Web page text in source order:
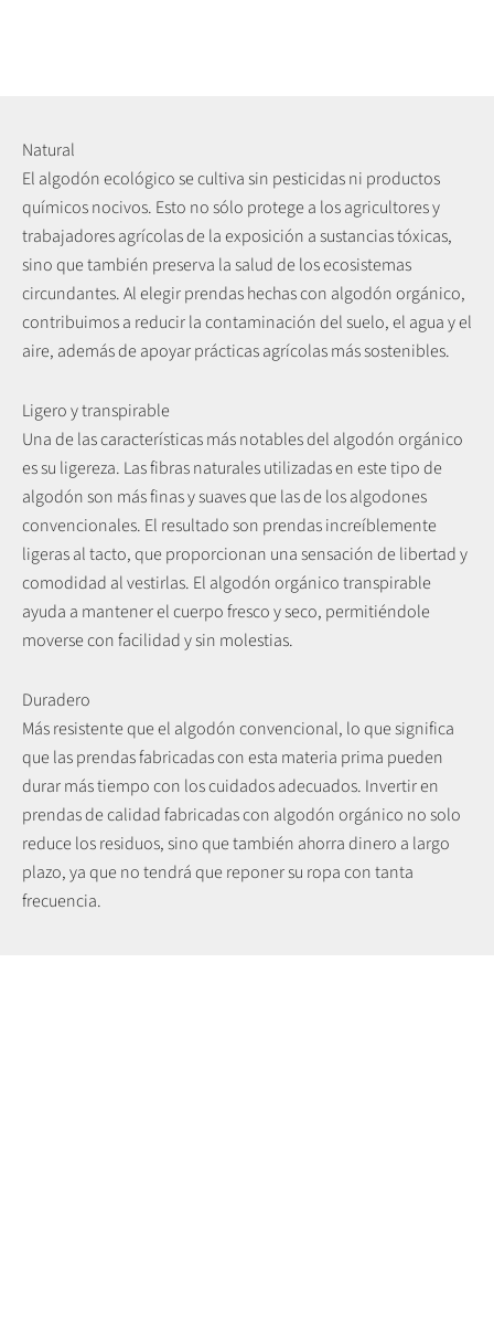
Natural
El algodón ecológico se cultiva sin pesticidas ni productos
químicos nocivos. Esto no sólo protege a los agricultores y
trabajadores agrícolas de la exposición a sustancias tóxicas,
sino que también preserva la salud de los ecosistemas
circundantes. Al elegir prendas hechas con algodón orgánico,
contribuimos a reducir la contaminación del suelo, el agua y el
aire, además de apoyar prácticas agrícolas más sostenibles.
Ligero y transpirable
Una de las características más notables del algodón orgánico
es su ligereza. Las fibras naturales utilizadas en este tipo de
algodón son más finas y suaves que las de los algodones
convencionales. El resultado son prendas increíblemente
ligeras al tacto, que proporcionan una sensación de libertad y
comodidad al vestirlas. El algodón orgánico transpirable
ayuda a mantener el cuerpo fresco y seco, permitiéndole
moverse con facilidad y sin molestias.
Duradero
Más resistente que el algodón convencional, lo que significa
que las prendas fabricadas con esta materia prima pueden
durar más tiempo con los cuidados adecuados. Invertir en
prendas de calidad fabricadas con algodón orgánico no solo
reduce los residuos, sino que también ahorra dinero a largo
plazo, ya que no tendrá que reponer su ropa con tanta
frecuencia.Más información sobre la nueva colección.